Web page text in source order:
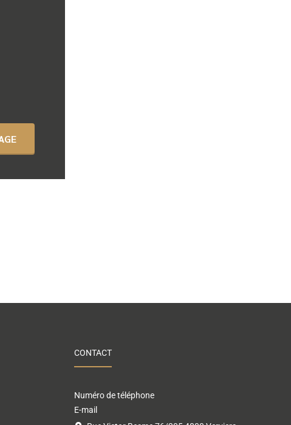
CONTACT
Numéro de téléphone
E-mail